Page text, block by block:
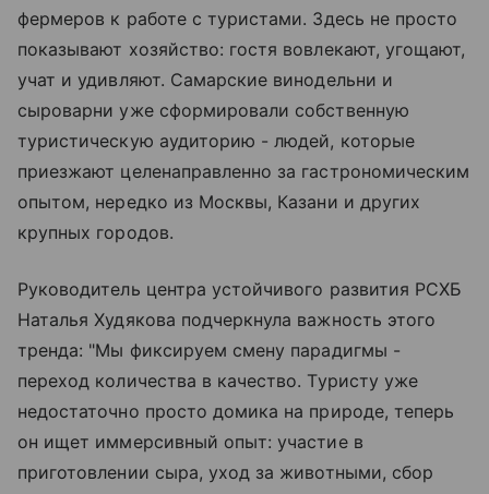
фермеров к работе с туристами. Здесь не просто
показывают хозяйство: гостя вовлекают, угощают,
учат и удивляют. Самарские винодельни и
сыроварни уже сформировали собственную
туристическую аудиторию - людей, которые
приезжают целенаправленно за гастрономическим
опытом, нередко из Москвы, Казани и других
крупных городов.
Руководитель центра устойчивого развития РСХБ
Наталья Худякова подчеркнула важность этого
тренда: "Мы фиксируем смену парадигмы -
переход количества в качество. Туристу уже
недостаточно просто домика на природе, теперь
он ищет иммерсивный опыт: участие в
приготовлении сыра, уход за животными, сбор